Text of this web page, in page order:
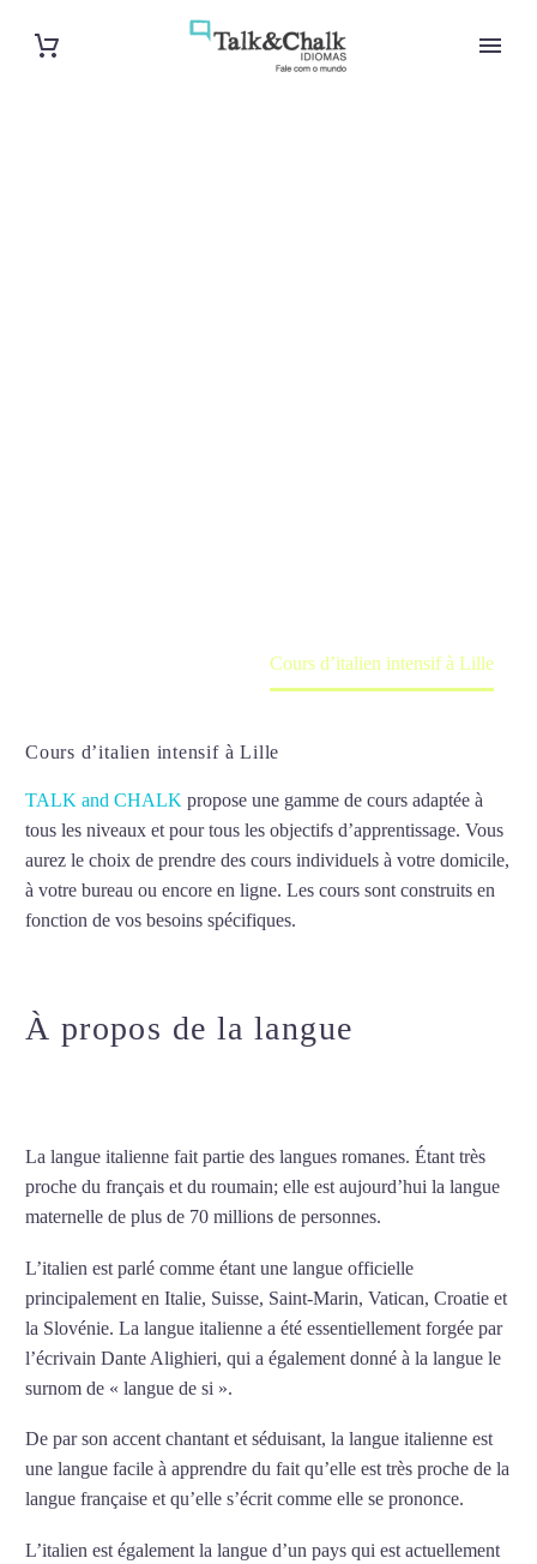
Cours d’italien intensif à Lille
Cours d’italien intensif à Lille
TALK and CHALK propose une gamme de cours adaptée à
tous les niveaux et pour tous les objectifs d’apprentissage. Vous
aurez le choix de prendre des cours individuels à votre domicile,
à votre bureau ou encore en ligne. Les cours sont construits en
fonction de vos besoins spécifiques.
À propos de la langue
La langue italienne fait partie des langues romanes. Étant très
proche du français et du roumain; elle est aujourd’hui la langue
maternelle de plus de 70 millions de personnes.
L’italien est parlé comme étant une langue officielle
principalement en Italie, Suisse, Saint-Marin, Vatican, Croatie et
la Slovénie. La langue italienne a été essentiellement forgée par
l’écrivain Dante Alighieri, qui a également donné à la langue le
surnom de « langue de si ».
De par son accent chantant et séduisant, la langue italienne est
une langue facile à apprendre du fait qu’elle est très proche de la
langue française et qu’elle s’écrit comme elle se prononce.
L’italien est également la langue d’un pays qui est actuellement